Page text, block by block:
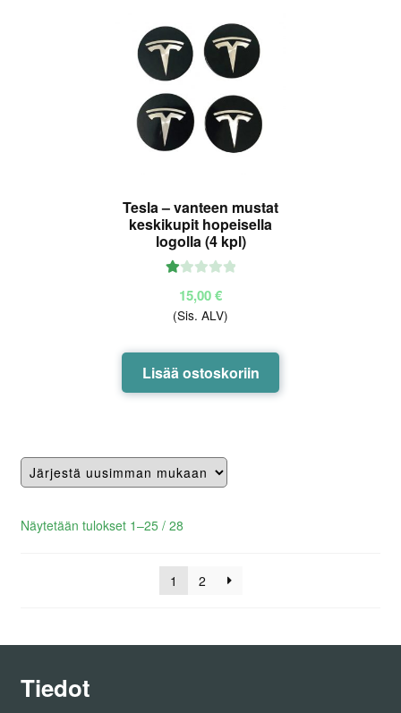
Tesla – vanteen mustat
keskikupit hopeisella
logolla (4 kpl)
ste
15,00€
(Sis. ALV)
Lisää ostoskoriin
Näytetään tulokset 1–25 / 28Lajiteltu
mukaan
1
2
Tiedot